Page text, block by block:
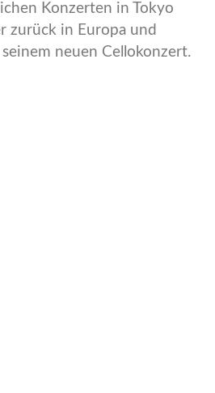
Konzerten in Tokyo
zurück in Europa und
neuen Cellokonzert.